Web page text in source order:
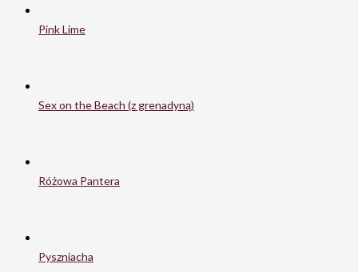
Pink Lime
Sex on the Beach (z grenadyną)
Różowa Pantera
Pyszniacha